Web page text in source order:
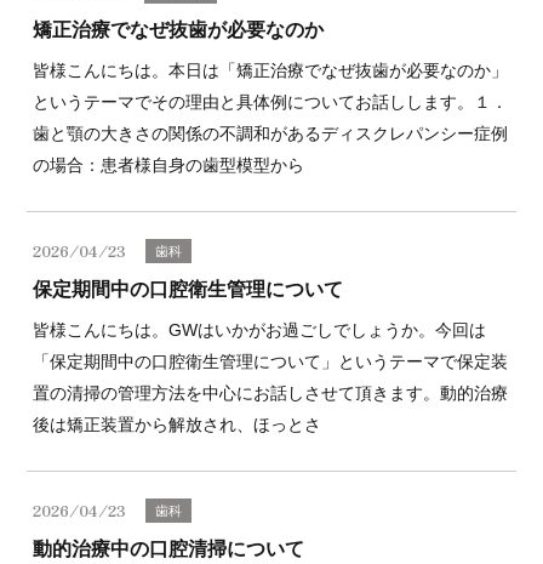
矯正治療でなぜ抜歯が必要なのか
皆様こんにちは。本日は「矯正治療でなぜ抜歯が必要なのか」
というテーマでその理由と具体例についてお話しします。１．
歯と顎の大きさの関係の不調和があるディスクレパンシー症例
の場合：患者様自身の歯型模型から
2026/04/23 歯科
保定期間中の口腔衛生管理について
皆様こんにちは。GWはいかがお過ごしでしょうか。今回は
「保定期間中の口腔衛生管理について」というテーマで保定装
置の清掃の管理方法を中心にお話しさせて頂きます。動的治療
後は矯正装置から解放され、ほっとさ
2026/04/23 歯科
動的治療中の口腔清掃について